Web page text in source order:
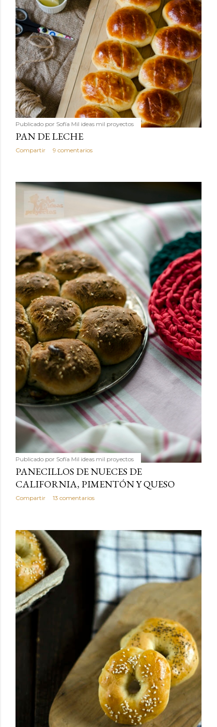
Publicado por Sofía Mil ideas mil proyectos
PAN DE LECHE
Compartir 9 comentarios
Publicado por Sofía Mil ideas mil proyectos
PANECILLOS DE NUECES DE
CALIFORNIA, PIMENTÓN Y QUESO
Compartir 13 comentarios